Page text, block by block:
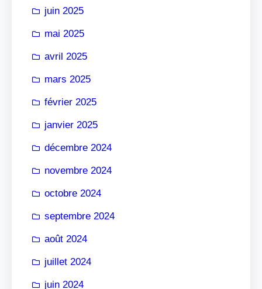
juin 2025
mai 2025
avril 2025
mars 2025
février 2025
janvier 2025
décembre 2024
novembre 2024
octobre 2024
septembre 2024
août 2024
juillet 2024
juin 2024